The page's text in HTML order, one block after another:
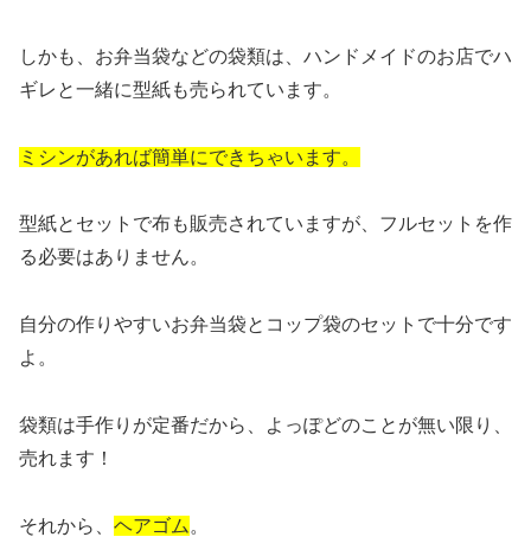
しかも、お弁当袋などの袋類は、ハンドメイドのお店でハ
ギレと一緒に型紙も売られています。
ミシンがあれば簡単にできちゃいます。
型紙とセットで布も販売されていますが、フルセットを作
る必要はありません。
自分の作りやすいお弁当袋とコップ袋のセットで十分です
よ。
袋類は手作りが定番だから、よっぽどのことが無い限り、
売れます！
それから、 ヘアゴム 。